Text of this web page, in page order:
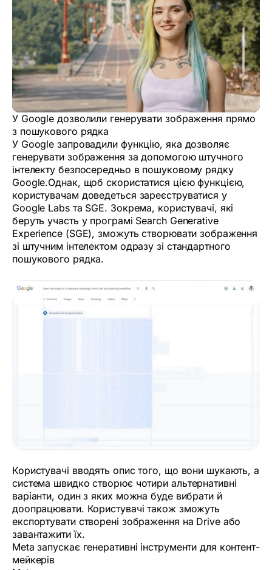
У Google дозволили генерувати зображення прямо
з пошукового рядка
У Google запровадили функцію, яка дозволяє
генерувати зображення за допомогою штучного
інтелекту безпосередньо в пошуковому рядку
Google.Однак, щоб скористатися цією функцією,
користувачам доведеться зареєструватися у
Google Labs та SGE. Зокрема, користувачі, які
беруть участь у програмі Search Generative
Experience (SGE), зможуть створювати зображення
зі штучним інтелектом одразу зі стандартного
пошукового рядка.
Користувачі вводять опис того, що вони шукають, а
система швидко створює чотири альтернативні
варіанти, один з яких можна буде вибрати й
доопрацювати. Користувачі також зможуть
експортувати створені зображення на Drive або
завантажити їх.
Meta запускає генеративні інструменти для контент-
мейкерів